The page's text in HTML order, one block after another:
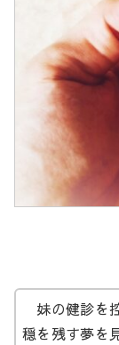
妹の健診を
穏を残す夢を